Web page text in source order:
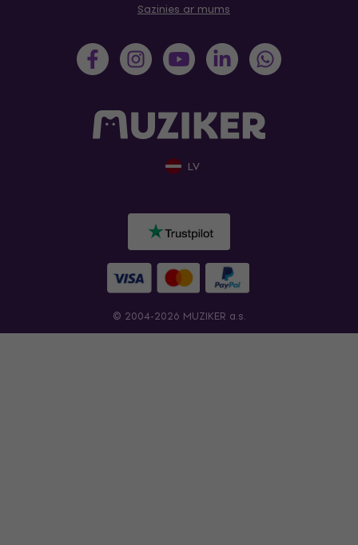
Sazinies ar mums
LV
© 2004-2026 MUZIKER a.s.